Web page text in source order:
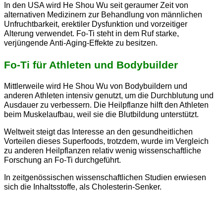
In den USA wird He Shou Wu seit geraumer Zeit von
alternativen Medizinern zur Behandlung von männlichen
Unfruchtbarkeit, erektiler Dysfunktion und vorzeitiger
Alterung verwendet. Fo-Ti steht in dem Ruf starke,
verjüngende Anti-Aging-Effekte zu besitzen.
Fo-Ti für Athleten und Bodybuilder
Mittlerweile wird He Shou Wu von Bodybuildern und
anderen Athleten intensiv genutzt, um die Durchblutung und
Ausdauer zu verbessern. Die Heilpflanze hilft den Athleten
beim Muskelaufbau, weil sie die Blutbildung unterstützt.
Weltweit steigt das Interesse an den gesundheitlichen
Vorteilen dieses Superfoods, trotzdem, wurde im Vergleich
zu anderen Heilpflanzen relativ wenig wissenschaftliche
Forschung an Fo-Ti durchgeführt.
In zeitgenössischen wissenschaftlichen Studien erwiesen
sich die Inhaltsstoffe, als Cholesterin-Senker.